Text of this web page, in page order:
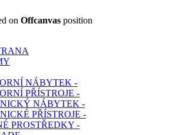
on Offcanvas position
NÁBYTEK -
PŘÍSTROJE -
NÁBYTEK -
PŘÍSTROJE -
PROSTŘEDKY -